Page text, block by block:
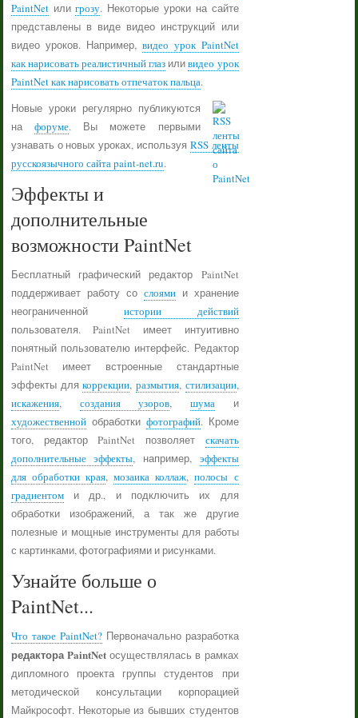
PaintNetилигрозу. Некоторые уроки на сайте
представлены в виде видео инструкций или
видео уроков. Например, видео урок PaintNet
как нарисовать реалистичный глаз иливидео урок
PaintNet как нарисовать отпечаток пальца.
Новые уроки регулярно публикуются
нафоруме. Вы можете первыми
узнавать о новых уроках, используя RSS ленты
русскоязычного сайта paint-net.ru.
Эффекты и
дополнительные
возможности PaintNet
Бесплатный графический редактор PaintNet
поддерживает работу со слоямии хранение
неограниченной истории действий
пользователя. PaintNet имеет интуитивно
понятный пользователю интерфейс. Редактор
PaintNet имеет встроенные стандартные
эффекты длякоррекции, размытия, стилизации,
искажения, создания узоров, шумаи
художественнойобработки фотографий. Кроме
того, редактор PaintNet позволяет скачать
дополнительные эффекты, например, эффекты
для обработки края,мозаика коллаж,полосы с
градиентоми др., и подключить их для
обработки изображений, а так же другие
полезные и мощные инструменты для работы
с картинками, фотографиями и рисунками.
Узнайте больше о
PaintNet...
Что такое PaintNet?Первоначально разработка
редактора PaintNet осуществлялась в рамках
дипломного проекта группы студентов при
методической консультации корпорацией
Майкрософт. Некоторые из бывших студентов